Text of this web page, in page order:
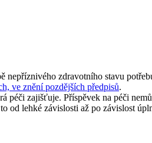
nepříznivého zdravotního stavu
ve znění pozdějších předpisů.
péči zajišťuje. Příspěvek na péči
od lehké závislosti až po závislost